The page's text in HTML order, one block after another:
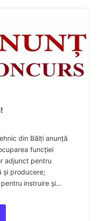
din Bălți anunță
funcției
adjunct pentru
și producere;
instruire și…